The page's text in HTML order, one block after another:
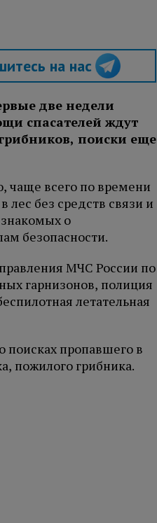
на нас
две недели
спасателей ждут
поиски еще
чаще всего по времени
без средств связи и
о
безопасности.
МЧС России по
гарнизонов, полиция
летательная
поисках пропавшего в
пожилого грибника.